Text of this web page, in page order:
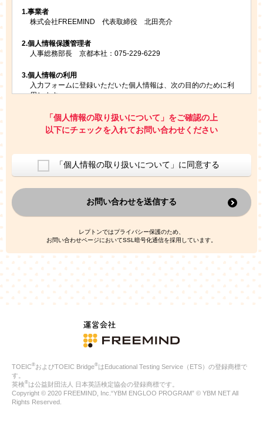
1.事業者
株式会社FREEMIND 代表取締役 北田亮介
2.個人情報保護管理者
人事総務部長 京都本社：075-229-6229
3.個人情報の利用
入力フォームに登録いただいた個人情報は、次の目的のために利
用します。
お問い合わせにお答えするため
レプトンのキャンペーンや新商品（新サービス）、新規開講教
室等をご案内するため
ご利用者の個人情報を、本人が特定されないデータに不可逆変
換した上で、広告・宣伝・販売促進活動に役立てること
上記の利用目的のために第三者へ提供すること
なお、この利用目的を超えた個人情報の取扱いは行いません。ま
た、これ以外の目的で個人情報を利用することはありません。
人情報を、本人が特定されないデータに不可逆変換した上で第三
者広告配信事業者においてマッチングを行い、その結果に基づい
て広告を配信することがあります。第三者広告配信事業者が、こ
れらの情報を広告配信以外の目的で利用することはありません。
4.
個人情報の第三者への提供
当社は、次の場合を除き、ご本人の同意なしに個人情報を第三者
に提供することはありません。
ご本人の同意がある場合
法令に基づく場合
人の生命、身体または財産の保護のために必要がある場合であ
公衆衛生の向上または児童の健全な育成の推進のために特に必
合
特定した利用目的の達成に必要な範囲内において、個人情報の
「個人情報の取り扱いについて」をご確認の上
以下にチェックを入れてお問い合わせください
「個人情報の取り扱いについて」に同意する
お問い合わせを送信する
レプトンではプライバシー保護のため、
お問い合わせページにおいてSSL暗号化通信を採用しています。
TOEIC®およびTOEIC Bridge®はEducational Testing Service（ETS）の登録商標で
す。
英検®は公益財団法人 日本英語検定協会の登録商標です。
Copyright © 2020 FREEMIND, Inc.“YBM ENGLOO PROGRAM” © YBM NET All
Rights Reserved.